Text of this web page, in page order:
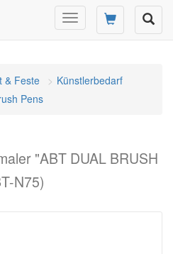
Navigation
umschalten
& Feste
Künstlerbedarf
Pens
"ABT DUAL BRUSH
N75)